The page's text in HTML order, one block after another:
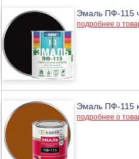
Эмаль ПФ-115
подробнее о
Эмаль ПФ-115
подробнее о